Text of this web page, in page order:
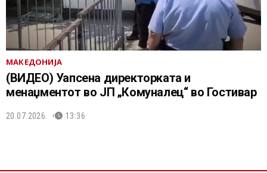
МАКЕДОНИЈА
(ВИДЕО) Уапсена директорката и
менаџментот во ЈП „Комуналец“ во Гостивар
20.07.2026. 13:36